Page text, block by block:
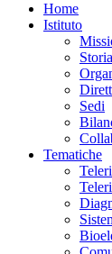
Home
Istituto
Storia
Sedi
Tematiche